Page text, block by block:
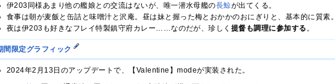
伊203同様あまり他の艦娘との交流はないが、唯一潜水母艦の長鯨が出てくる。
食事は朝が麦飯と缶詰と味噌汁と沢庵。昼は妹と握った梅とおかかのおにぎりと、基本的に質素。
夜は伊203も好きなフレイ特製鎮守府カレー……なのだが、珍しく 提督も調理に参加する 。
間限定グラフィック
2024年2月13日のアップデートで、【Valentine】modeが実装された。